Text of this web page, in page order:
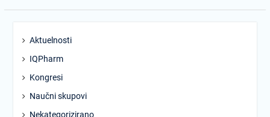
Aktuelnosti
IQPharm
Kongresi
Naučni skupovi
Nekategorizirano